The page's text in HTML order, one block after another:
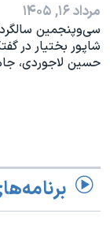
مرداد ۱۶, ۱۴۰۵
سی‌وپنجمین
شاپور بختیار در
حسین لاجوردی،